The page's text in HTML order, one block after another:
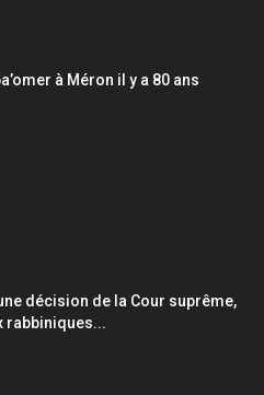
à Méron il y a 80 ans
décision de la Cour suprême,
rabbiniques...